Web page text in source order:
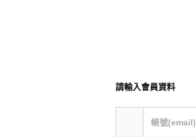
請輸入會員資料
帳號(email)